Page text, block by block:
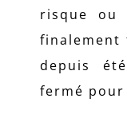
risque ou
finalement
depuis
fermé